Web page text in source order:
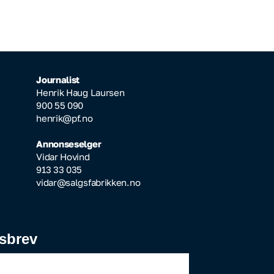
Journalist
Henrik Haug Laursen
900 55 090
henrik@pf.no
Annonseselger
Vidar Hovind
913 33 035
vidar@salgsfabrikken.no